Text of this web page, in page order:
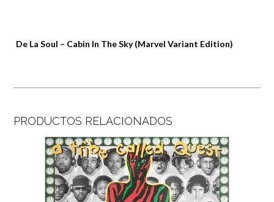
De La Soul – Cabin In The Sky (Marvel Variant Edition)
PRODUCTOS RELACIONADOS